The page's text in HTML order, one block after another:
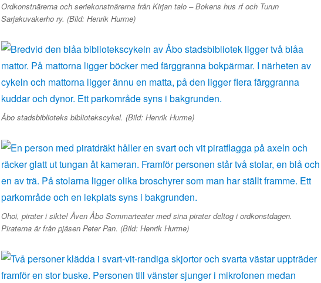
Ordkonstnärerna och seriekonstnärerna från Kirjan talo – Bokens hus rf och Turun
Sarjakuvakerho ry. (Bild: Henrik Hurme)
Åbo stadsbiblioteks bibliotekscykel. (Bild: Henrik Hurme)
Ohoi, pirater i sikte! Även Åbo Sommarteater med sina pirater deltog i ordkonstdagen.
Piraterna är från pjäsen Peter Pan. (Bild: Henrik Hurme)